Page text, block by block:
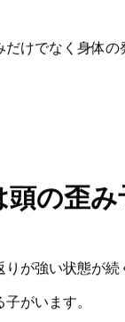
けでなく身体
頭の歪
が強い状態が
がいます。